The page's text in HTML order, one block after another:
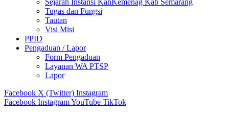
Sejarah Instansi KanKemenag Kab Semarang
Tugas dan Fungsi
Tautan
Visi Misi
PPID
Pengaduan / Lapor
Form Pengaduan
Layanan WA PTSP
Lapor
Facebook X (Twitter) Instagram
Facebook InstagramYouTube TikTok